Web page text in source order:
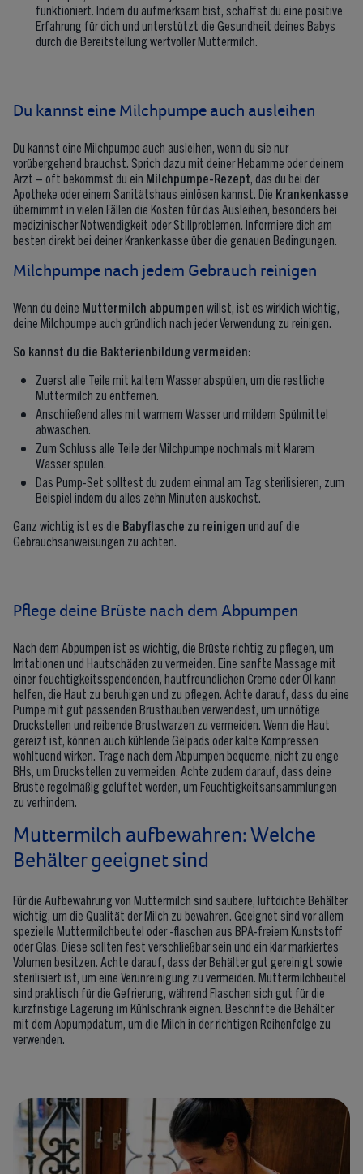
funktioniert. Indem du aufmerksam bist, schaffst du eine positive
Erfahrung für dich und unterstützt die Gesundheit deines Babys
durch die Bereitstellung wertvoller Muttermilch.
Du kannst eine Milchpumpe auch ausleihen
Du kannst eine Milchpumpe auch ausleihen, wenn du sie nur
vorübergehend brauchst. Sprich dazu mit deiner Hebamme oder deinem
Arzt – oft bekommst du ein Milchpumpe-Rezept , das du bei der
Apotheke oder einem Sanitätshaus einlösen kannst. Die Krankenkasse
übernimmt in vielen Fällen die Kosten für das Ausleihen, besonders bei
medizinischer Notwendigkeit oder Stillproblemen. Informiere dich am
besten direkt bei deiner Krankenkasse über die genauen Bedingungen.
Milchpumpe nach jedem Gebrauch reinigen
Wenn du deine Muttermilch abpumpen willst, ist es wirklich wichtig,
deine Milchpumpe auch gründlich nach jeder Verwendung zu reinigen.
So kannst du die Bakterienbildung vermeiden:
Zuerst alle Teile mit kaltem Wasser abspülen, um die restliche
Muttermilch zu entfernen.
Anschließend alles mit warmem Wasser und mildem Spülmittel
abwaschen.
Zum Schluss alle Teile der Milchpumpe nochmals mit klarem
Wasser spülen.
Das Pump-Set solltest du zudem einmal am Tag sterilisieren, zum
Beispiel indem du alles zehn Minuten auskochst.
Ganz wichtig ist es die Babyflasche zu reinigen und auf die
Gebrauchsanweisungen zu achten.
Pflege deine Brüste nach dem Abpumpen
Nach dem Abpumpen ist es wichtig, die Brüste richtig zu pflegen, um
Irritationen und Hautschäden zu vermeiden. Eine sanfte Massage mit
einer feuchtigkeitsspendenden, hautfreundlichen Creme oder Öl kann
helfen, die Haut zu beruhigen und zu pflegen. Achte darauf, dass du eine
Pumpe mit gut passenden Brusthauben verwendest, um unnötige
Druckstellen und reibende Brustwarzen zu vermeiden. Wenn die Haut
gereizt ist, können auch kühlende Gelpads oder kalte Kompressen
wohltuend wirken. Trage nach dem Abpumpen bequeme, nicht zu enge
BHs, um Druckstellen zu vermeiden. Achte zudem darauf, dass deine
Brüste regelmäßig gelüftet werden, um Feuchtigkeitsansammlungen
zu verhindern.
Muttermilch aufbewahren: Welche
Behälter geeignet sind
Für die Aufbewahrung von Muttermilch sind saubere, luftdichte Behälter
wichtig, um die Qualität der Milch zu bewahren. Geeignet sind vor allem
spezielle Muttermilchbeutel oder -flaschen aus BPA-freiem Kunststoff
oder Glas. Diese sollten fest verschließbar sein und ein klar markiertes
Volumen besitzen. Achte darauf, dass der Behälter gut gereinigt sowie
sterilisiert ist, um eine Verunreinigung zu vermeiden. Muttermilchbeutel
sind praktisch für die Gefrierung, während Flaschen sich gut für die
kurzfristige Lagerung im Kühlschrank eignen. Beschrifte die Behälter
mit dem Abpumpdatum, um die Milch in der richtigen Reihenfolge zu
verwenden.